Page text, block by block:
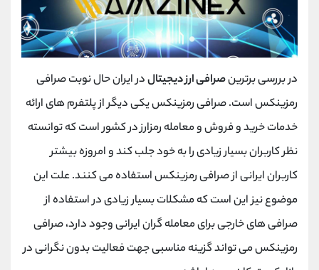
در بررسی برترینصرافی ارز دیجیتالدر ایران حال نوبت صرافی
رمزینکس است. صرافی رمزینکس یکی دیگر از پلتفرم‌ های ارائه
خدمات خرید و فروش و معامله رمزارز در کشور است که توانسته
نظر کاربران بسیار زیادی را به خود جلب کند و امروزه بیشتر
کاربران ایرانی از صرافی رمزینکس استفاده می کنند. علت این
موضوع نیز این است که مشکلات بسیار زیادی در استفاده از
صرافی ‌های خارجی برای معامله گران ایرانی وجود دارد، صرافی
رمزینکس می ‌تواند گزینه مناسبی جهت فعالیت بدون نگرانی در